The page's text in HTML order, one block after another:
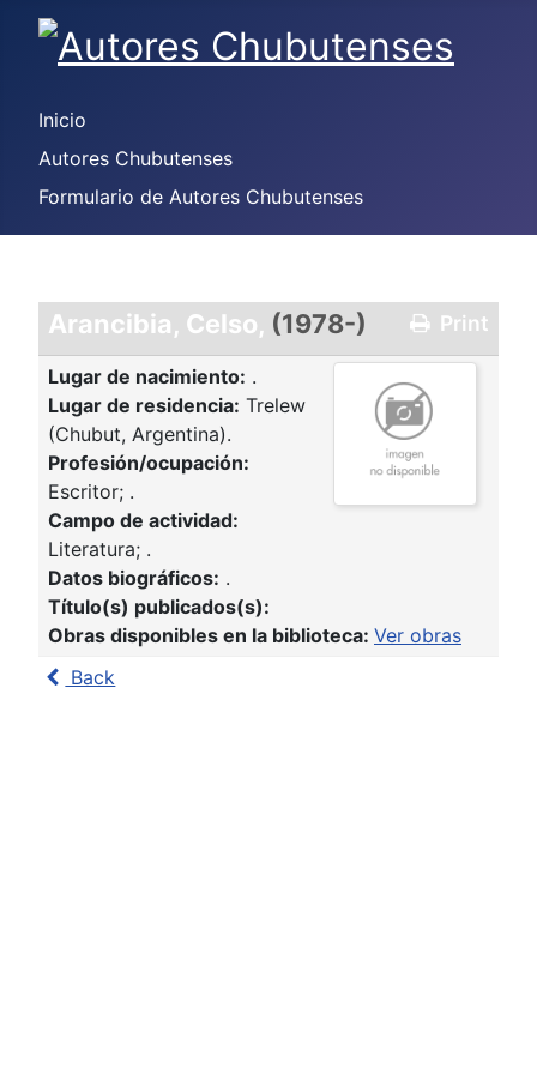
Inicio
Autores Chubutenses
Formulario de Autores Chubutenses
Print
Arancibia, Celso, (1978-)
Lugar de nacimiento: .
Lugar de residencia: Trelew
(Chubut, Argentina).
Profesión/ocupación:
Escritor; .
Campo de actividad:
Literatura; .
Datos biográficos: .
Título(s) publicados(s):
Obras disponibles en la biblioteca: Ver obras
Back